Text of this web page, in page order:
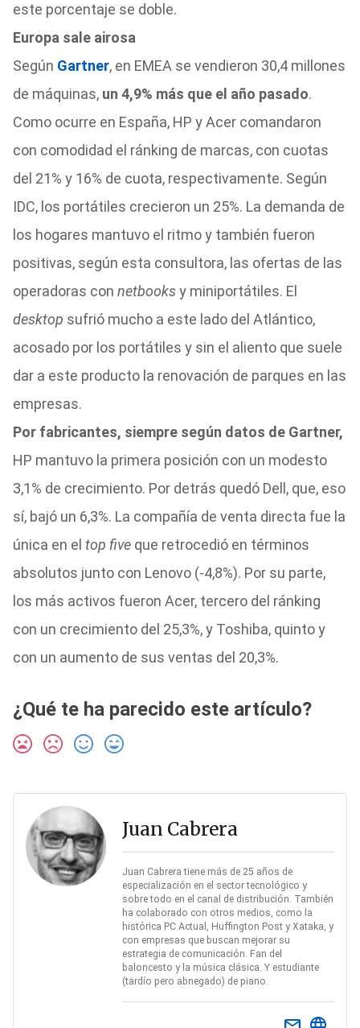
este porcentaje se doble.
Europa sale airosa
Según Gartner, en EMEA se vendieron 30,4 millones
de máquinas, un 4,9% más que el año pasado.
Como ocurre en España, HP y Acer comandaron
con comodidad el ránking de marcas, con cuotas
del 21% y 16% de cuota, respectivamente. Según
IDC, los portátiles crecieron un 25%. La demanda de
los hogares mantuvo el ritmo y también fueron
positivas, según esta consultora, las ofertas de las
operadoras con netbooksy miniportátiles. El
desktop sufrió mucho a este lado del Atlántico,
acosado por los portátiles y sin el aliento que suele
dar a este producto la renovación de parques en las
empresas.
Por fabricantes, siempre según datos de Gartner,
HP mantuvo la primera posición con un modesto
3,1% de crecimiento. Por detrás quedó Dell, que, eso
sí, bajó un 6,3%. La compañía de venta directa fue la
única en el top fiveque retrocedió en términos
absolutos junto con Lenovo (-4,8%). Por su parte,
los más activos fueron Acer, tercero del ránking
con un crecimiento del 25,3%, y Toshiba, quinto y
con un aumento de sus ventas del 20,3%.
¿Qué te ha parecido este artículo?
Juan Cabrera
Juan Cabrera tiene más de 25 años de
especialización en el sector tecnológico y
sobre todo en el canal de distribución. También
ha colaborado con otros medios, como la
histórica PC Actual, Huffington Post y Xataka, y
con empresas que buscan mejorar su
estrategia de comunicación. Fan del
baloncesto y la música clásica. Y estudiante
(tardío pero abnegado) de piano.